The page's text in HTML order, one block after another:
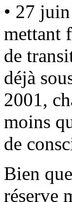
• 27
mettant
de
déjà
2001,
moins
de
Bien
réserve